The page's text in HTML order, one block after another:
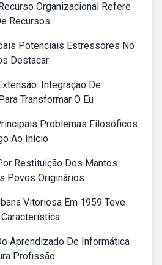
Organizacional Refere
Recursos
Potenciais Estressores No
Destacar
Integração De
Transformar O Eu
Problemas Filosóficos
Ao Início
Restituição Dos Mantos
Povos Originários
Vitoriosa Em 1959 Teve
Aprendizado De Informática
Profissão